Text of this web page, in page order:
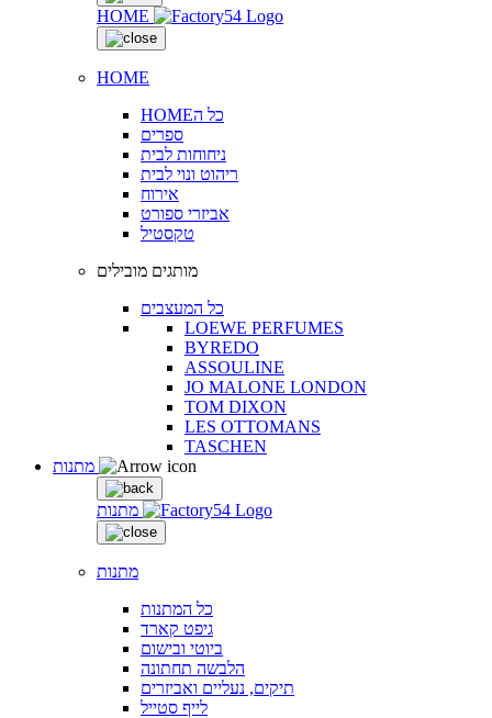
HOME
HOME
HOMEכל ה
ספרים
ניחוחות לבית
ריהוט ונוי לבית
אירוח
אביזרי ספורט
טקסטיל
מותגים מובילים
כל המעצבים
LOEWE PERFUMES
BYREDO
ASSOULINE
JO MALONE LONDON
TOM DIXON
LES OTTOMANS
TASCHEN
מתנות
מתנות
כל המתנות
גיפט קארד
ביוטי ובישום
הלבשה תחתונה
תיקים, נעליים ואביזרים
לייף סטייל